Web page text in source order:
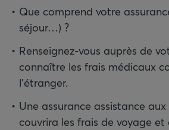
Que comprend votre
séjour…) ?
Renseignez-vous auprès de
connaître les frais médicaux
l’étranger.
Une assurance assistance
couvrira les frais de voyage et